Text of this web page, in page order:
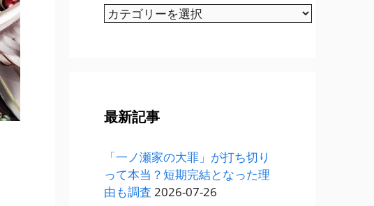
カ
最新記事
「一ノ瀬家の大罪」が打ち切り
って本当？短期完結となった理
由も調査 2026-07-26